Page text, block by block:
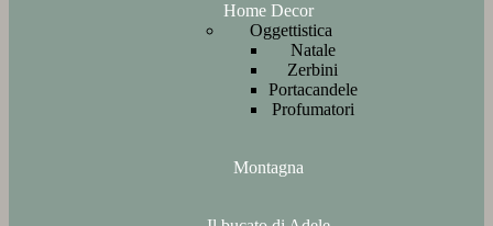
Home Decor
Oggettistica
Natale
Zerbini
Portacandele
Profumatori
Montagna